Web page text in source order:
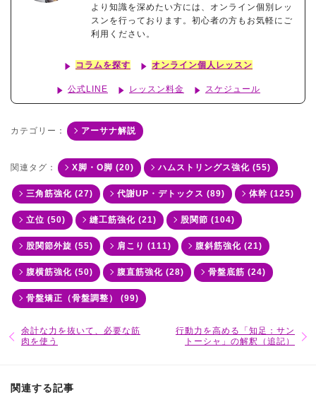
より知識を深めたい方には、オンライン個別レッ
スンを行っております。初心者の方もお気軽にご
利用ください。
コラムを探す オンライン個人レッスン
公式LINE レッスン料金 スケジュール
カテゴリー： アーサナ解説
関連タグ： X脚・O脚 (20) ハムストリングス強化 (55)
三角筋強化 (27) 代謝UP・デトックス (89) 体幹 (125)
立位 (50) 縫工筋強化 (21) 股関節 (104)
股関節外旋 (55) 肩こり (111) 腹斜筋強化 (21)
腹横筋強化 (50) 腹直筋強化 (28) 骨盤底筋 (24)
骨盤矯正（骨盤調整） (99)
余計な力を抜いて、必要な筋
肉を使う
行動力を高める「知足：サン
トーシャ」の解釈（追記）
関連する記事